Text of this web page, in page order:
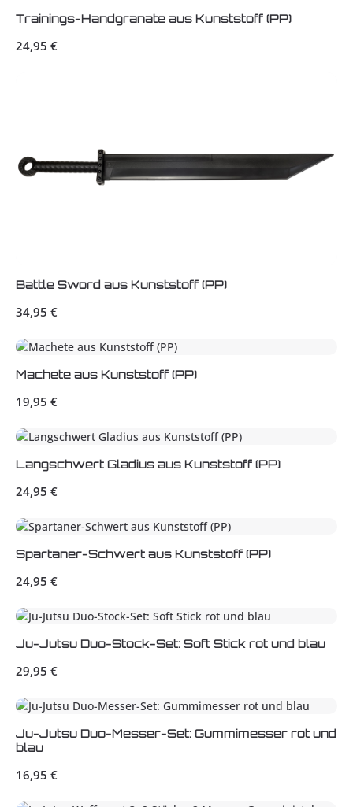
Trainings-Handgranate aus Kunststoff (PP)
Regulärer Preis:
24,95 €
Battle Sword aus Kunststoff (PP)
Regulärer Preis:
34,95 €
Machete aus Kunststoff (PP)
Regulärer Preis:
19,95 €
Langschwert Gladius aus Kunststoff (PP)
Regulärer Preis:
24,95 €
Spartaner-Schwert aus Kunststoff (PP)
Regulärer Preis:
24,95 €
Ju-Jutsu Duo-Stock-Set: Soft Stick rot und blau
Regulärer Preis:
29,95 €
Ju-Jutsu Duo-Messer-Set: Gummimesser rot und
blau
Regulärer Preis:
16,95 €